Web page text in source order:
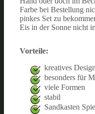
Farbe bei Bestellung
pinkes Set zu
Eis in der Sonne nicht
Vorteile:
kreatives Design
besonders für
viele Formen
stabil
Sandkasten